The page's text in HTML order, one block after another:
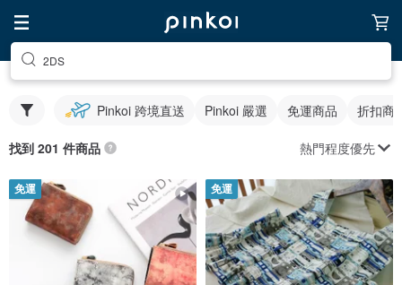
2DS
Pinkoi 跨境直送 Pinkoi 嚴選 免運商品 折扣商
找到 201 件商品 熱門程度優先
免運 免運